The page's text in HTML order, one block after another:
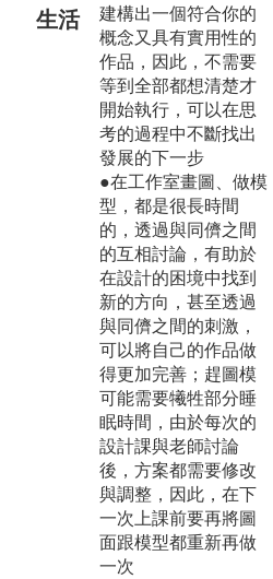
生活
建構出一個符合你的
概念又具有實用性的
作品，因此，不需要
等到全部都想清楚才
開始執行，可以在思
考的過程中不斷找出
發展的下一步
●在工作室畫圖、做模
型，都是很長時間
的，透過與同儕之間
的互相討論，有助於
在設計的困境中找到
新的方向，甚至透過
與同儕之間的刺激，
可以將自己的作品做
得更加完善；趕圖模
可能需要犧牲部分睡
眠時間，由於每次的
設計課與老師討論
後，方案都需要修改
與調整，因此，在下
一次上課前要再將圖
面跟模型都重新再做
一次